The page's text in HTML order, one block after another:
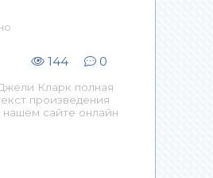
144 0
Кларк полная
произведения
сайте онлайн